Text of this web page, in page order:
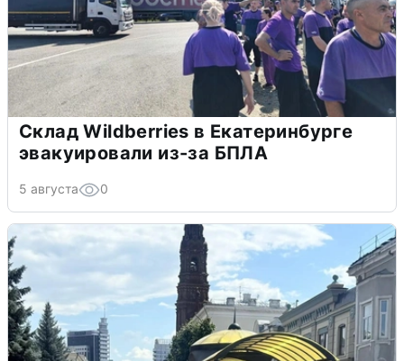
Склад Wildberries в Екатеринбурге
эвакуировали из-за БПЛА
5 августа 0